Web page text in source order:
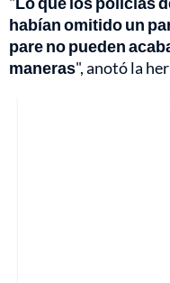
habían omitido un
pare no pueden
maneras", anotó la